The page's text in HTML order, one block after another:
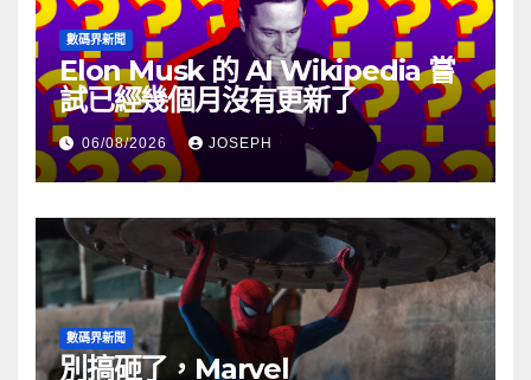
數碼界新聞
Elon Musk 的 AI Wikipedia 嘗
試已經幾個月沒有更新了
06/08/2026 JOSEPH
數碼界新聞
別搞砸了，Marvel